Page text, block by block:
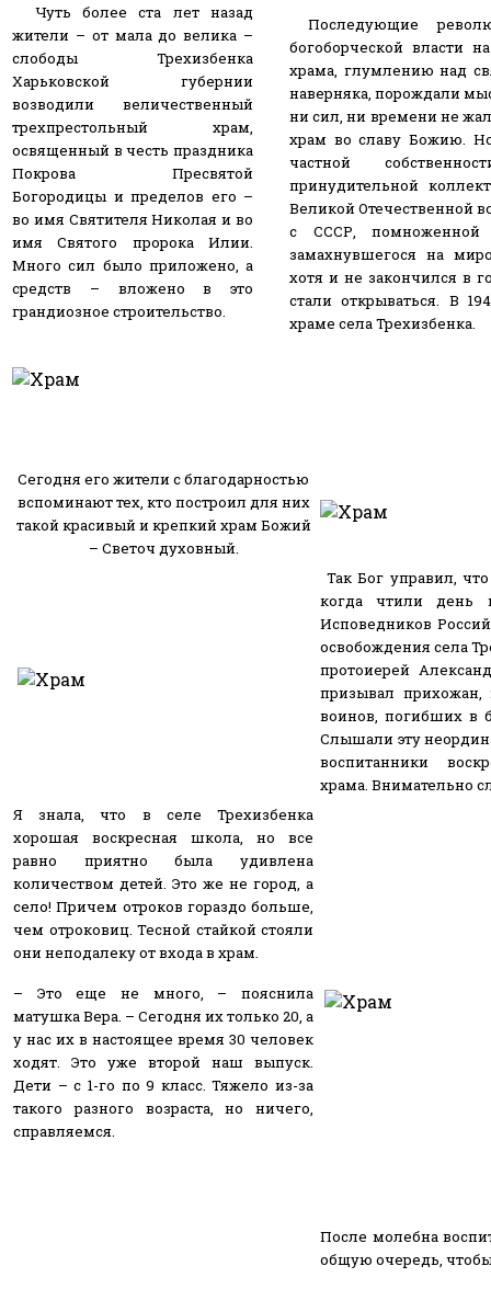
Чуть более ста лет назад
жители – от мала до велика –
слободы Трехизбенка
Харьковской губернии
возводили величественный
трехпрестольный храм,
освященный в честь праздника
Покрова Пресвятой
Богородицы и пределов его –
во имя Святителя Николая и во
имя Святого пророка Илии.
Много сил было приложено, а
средств – вложено в это
грандиозное строительство.
Последующие
богоборческой власти
храма, глумлению над
наверняка, порождали
ни сил, ни времени не
храм во славу Божию.
частной
принудительной
Великой Отечественной
с СССР, помноженной
замахнувшегося на
хотя и не закончился в
стали открываться. В
храме села Трехизбенка.
Сегодня его жители с благодарностью
вспоминают тех, кто построил для них
такой красивый и крепкий храм Божий
– Светоч духовный.
Так Бог управил,
когда чтили день
Исповедников
освобождения села
протоиерей
призывал
воинов, погибших в
Слышали эту
воспитанники
храма. Внимательно
Я знала, что в селе Трехизбенка
хорошая воскресная школа, но все
равно приятно была удивлена
количеством детей. Это же не город, а
село! Причем отроков гораздо больше,
чем отроковиц. Тесной стайкой стояли
они неподалеку от входа в храм.
– Это еще не много, – пояснила
матушка Вера. – Сегодня их только 20, а
у нас их в настоящее время 30 человек
ходят. Это уже второй наш выпуск.
Дети – с 1-го по 9 класс. Тяжело из-за
такого разного возраста, но ничего,
справляемся.
После молебна
общую очередь,